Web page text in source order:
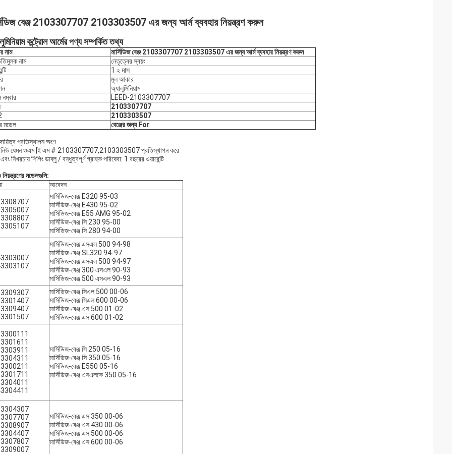
বেঞ্জ 2103307707 2103303507 এর জন্য আর্ম ব্যবহার নিয়ন্ত্রণ করুন
কন্ট্রোল আর্মের পণ্য সম্পর্কিত তথ্য
নাম
মার্সিডিজ বেঞ্জ 2103307707 2103303507 এর জন্য আর্ম ব্যবহার নিয়ন্ত্রণ করুন
নাম
নেতৃত্বের স্বয়ং
1 ২ মাস
মূল আকার
অ্যালুমিনিয়াম
নম্বার
LEED-2103307707
2103307707
2103303507
মডেল
বেঞ্জের জন্য For
প্রতিস্থাপন অংশ
নিউ যেমন ওএম |ই এম # 2103307707,2103303507 প্রতিস্থাপন করে
নিখরচায় শিপিং ডাব্লু / বন্ধুত্বপূর্ণ গ্রাহক পরিষেবা: 1 বছরের ওয়ারেন্টি
মডেলগুলি:
আবেদন
মার্সিডিজ-বেঞ্জ E320 95-03
মার্সিডিজ-বেঞ্জ E430 95-02
মার্সিডিজ-বেঞ্জ E55 AMG 95-02
মার্সিডিজ-বেঞ্জ সি 230 95-00
মার্সিডিজ-বেঞ্জ সি 280 94-00
মার্সিডিজ-বেঞ্জ এসএল 500 94-98
মার্সিডিজ-বেঞ্জ SL320 94-97
মার্সিডিজ-বেঞ্জ এসএল 500 94-97
মার্সিডিজ-বেঞ্জ 300 এসএল 90-93
মার্সিডিজ-বেঞ্জ 500 এসএল 90-93
মার্সিডিজ-বেঞ্জ সিএল 500 00-06
মার্সিডিজ-বেঞ্জ সিএল 600 00-06
মার্সিডিজ-বেঞ্জ এস 500 01-02
মার্সিডিজ-বেঞ্জ এস 600 01-02
মার্সিডিজ-বেঞ্জ সি 250 05-16
মার্সিডিজ-বেঞ্জ সি 350 05-16
মার্সিডিজ-বেঞ্জ E550 05-16
মার্সিডিজ-বেঞ্জ এসএলকে 350 05-16
মার্সিডিজ-বেঞ্জ এস 350 00-06
মার্সিডিজ-বেঞ্জ এস 430 00-06
মার্সিডিজ-বেঞ্জ এস 500 00-06
মার্সিডিজ-বেঞ্জ এস 600 00-06